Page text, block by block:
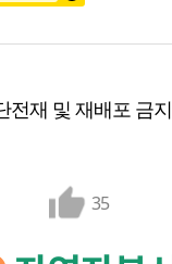
재 및 재배포 금지
35